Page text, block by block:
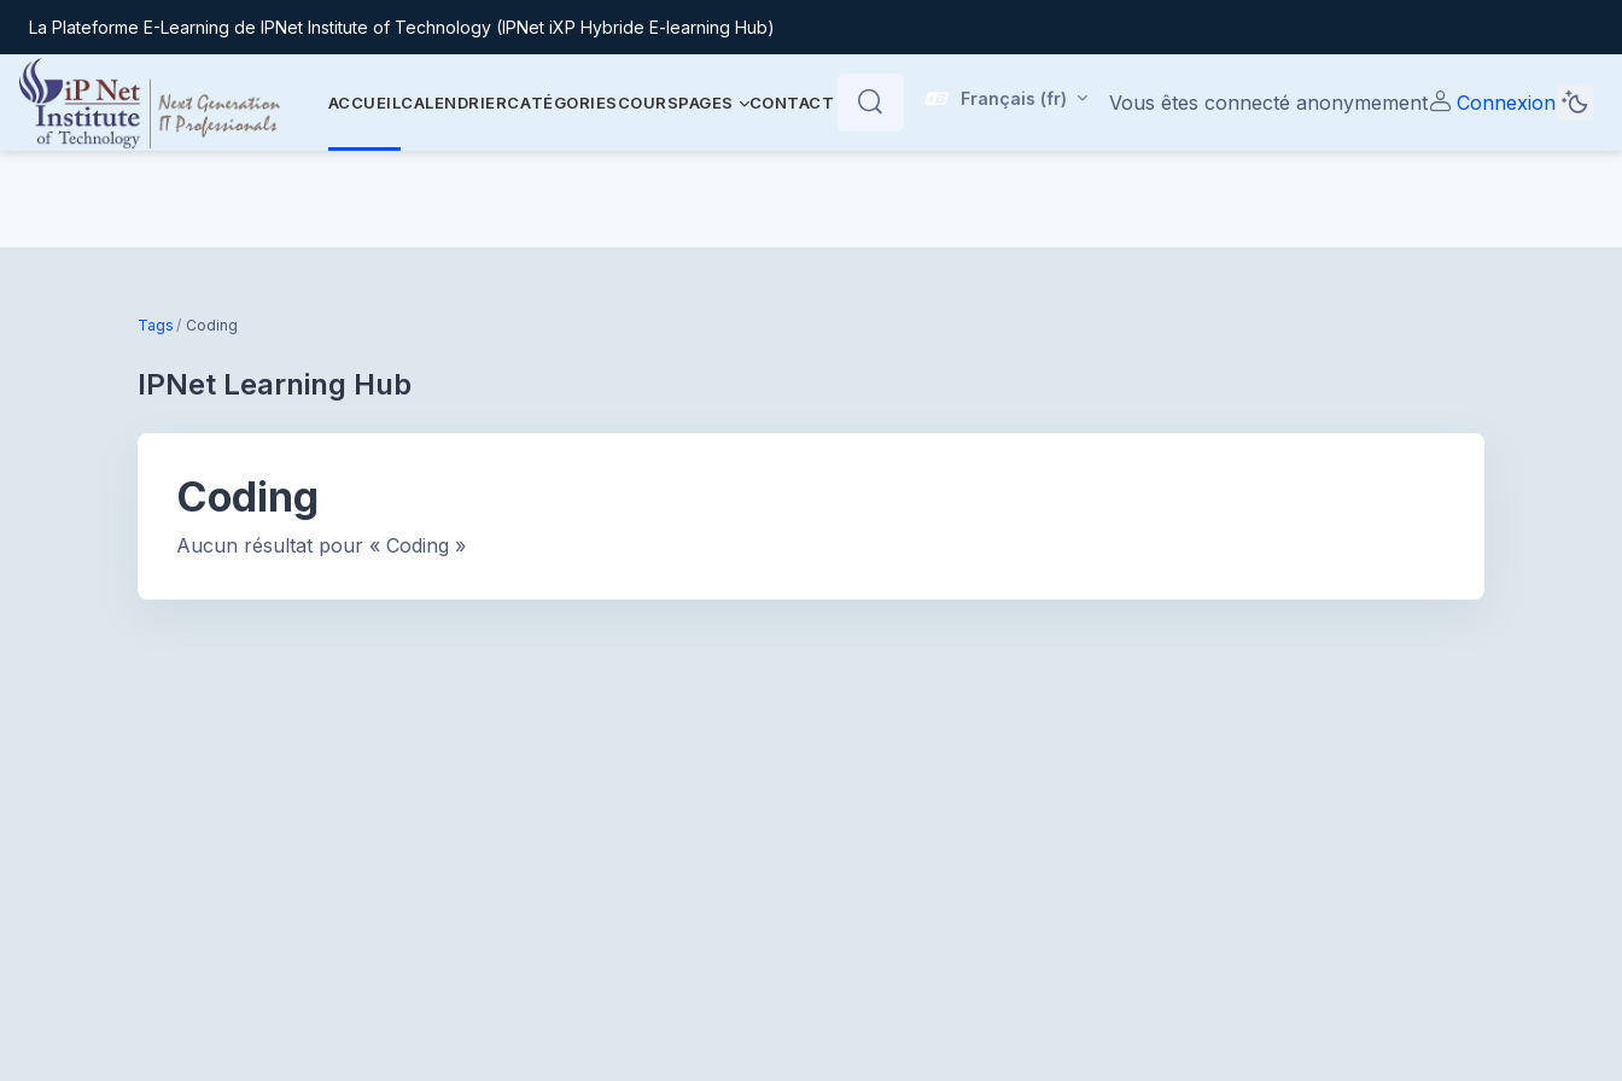
La Plateforme E-Learning de IPNet Institute of Technology (IPNet iXP Hybride E-learning Hub)
ACCUEILCALENDRIERCATÉGORIESCOURSPAGES CONTACT
Rechercher
Rechercher
Français ‎(fr)‎ Vous êtes connecté anonymement Connexion
Tags Coding
IPNet Learning Hub
Coding
Aucun résultat pour « Coding »